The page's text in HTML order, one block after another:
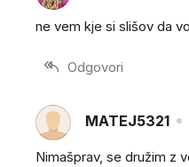
ne vem kje si slišov da
Odgovori
MATEJ5321
Nimašprav, se družim z